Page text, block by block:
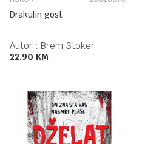
Drakulin gost
Autor : Brem Stoker
22,90 KM